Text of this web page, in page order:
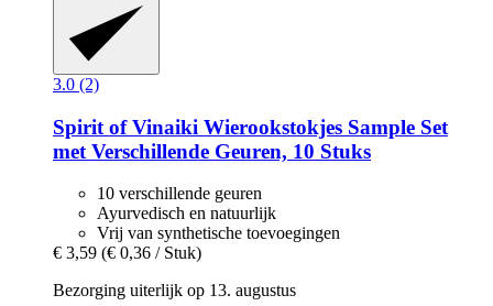
3.0 (2)
Spirit of Vinaiki Wierookstokjes Sample Set
met Verschillende Geuren, 10 Stuks
10 verschillende geuren
Ayurvedisch en natuurlijk
Vrij van synthetische toevoegingen
€ 3,59 (€ 0,36 / Stuk)
Bezorging uiterlijk op 13. augustus